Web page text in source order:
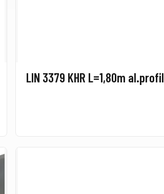
LIN 3379 KHR L=1,80m al.profil